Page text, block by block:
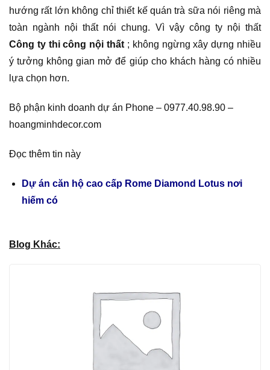
hướng rất lớn không chỉ thiết kế quán trà sữa nói riêng mà
toàn ngành nội thất nói chung. Vì vậy công ty nội thất
Công ty thi công nội thất ; không ngừng xây dựng nhiều
ý tưởng không gian mở để giúp cho khách hàng có nhiều
lựa chọn hơn.
Bộ phận kinh doanh dự án Phone – 0977.40.98.90 –
hoangminhdecor.com
Đọc thêm tin này
Dự án căn hộ cao cấp Rome Diamond Lotus nơi
hiếm có
Blog Khác: